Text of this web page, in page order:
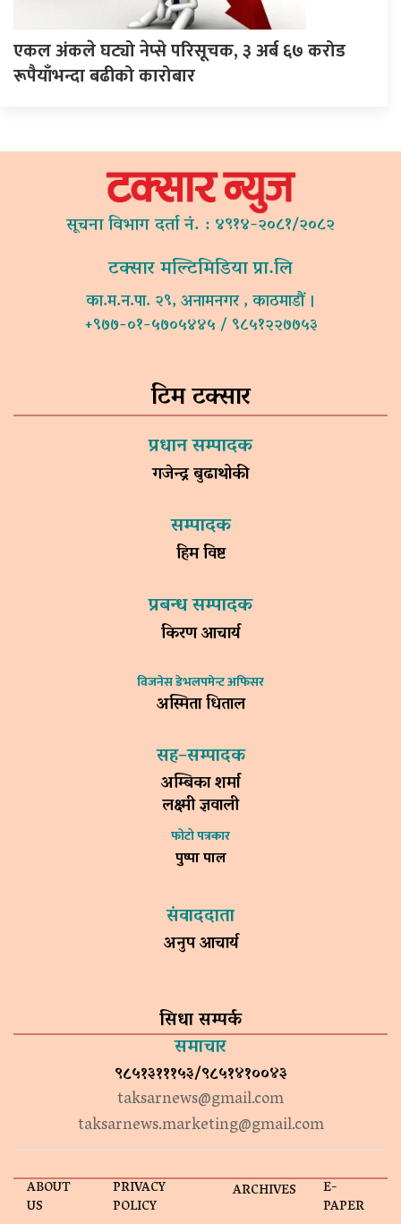
एकल अंकले घट्यो नेप्से परिसूचक, ३ अर्ब ६७ करोड
रूपैयाँभन्दा बढीको कारोबार
सूचना विभाग दर्ता नं. : ४९१४-२०८१/२०८२
टक्सार मल्टिमिडिया प्रा.लि
का.म.न.पा. २९, अनामनगर , काठमाडौं ।
+९७७-०१-५७०५४४५ / ९८५१२२७७५३
टिम टक्सार
प्रधान सम्पादक
गजेन्द्र बुढाथोकी
सम्पादक
हिम विष्ट
प्रबन्ध सम्पादक
किरण आचार्य
विजनेस डेभलपमेन्ट अफिसर
अस्मिता धिताल
सह–सम्पादक
अम्बिका शर्मा
लक्ष्मी ज्ञवाली
फोटो पत्रकार
पुष्पा पाल
संवाददाता
अनुप आचार्य
सिधा सम्पर्क
समाचार
९८५१३१११५३/९८५१४१००४३
taksarnews@gmail.com
taksarnews.marketing@gmail.com
ABOUT
US
PRIVACY
POLICY
ARCHIVES E-
PAPER